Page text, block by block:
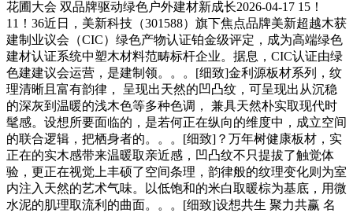
花圃大会 双品牌驱动绿色户外建材新成长2026-04-17 15！
11！36近日，美新科技（301588）旗下焦点品牌美新超越木获
建制业议会（CIC）绿色产物认证铂金级评定，成为高端绿色
建材认证系统中塑木材料范畴标杆企业。据息，CIC认证由绿
色建建议会运营，是建制领。。。[细致]金利源板材系列，纹
理清晰且富有韵律， 呈现出天然的凹凸纹，可呈现出从沉稳
的深灰到温暖的浅木色等多种色调， 兼具天然朴实取现代时
髦感。设想所要面临的，是若何正在纵向的维度中，成立空间
的联合逻辑，把栖身者的。。。[细致]？万年树健康板材，实
正在的实木感带来温暖取亲近感，凹凸纹不只提拔了触觉体
验，更正在视觉上丰硕了空间条理，韵律般的纹理变化则为室
内注入天然的艺术气味。以低饱和的米白取暖棕为基底，用微
水泥的肌理取流利的曲面。。。[细致]设想共生 聚力共赢 名